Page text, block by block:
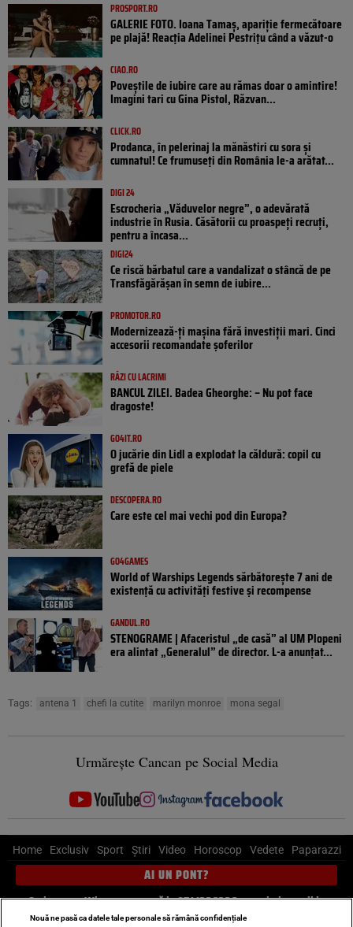
PROSPORT.RO
GALERIE FOTO. Ioana Tamaş, apariție fermecătoare
pe plajă! Reacția Adelinei Pestrițu când a văzut-o
CIAO.RO
Poveştile de iubire care au rămas doar o amintire!
Imagini tari cu Gina Pistol, Răzvan...
CLICK.RO
Prodanca, în pelerinaj la mănăstiri cu sora și
cumnatul! Ce frumuseți din România le-a arătat...
DIGI 24
Escrocheria „Văduvelor negre”, o adevărată
industrie în Rusia. Căsătorii cu proaspeți recruți,
pentru a încasa...
DIGI24
Ce riscă bărbatul care a vandalizat o stâncă de pe
Transfăgărășan în semn de iubire...
PROMOTOR.RO
Modernizează-ți mașina fără investiții mari. Cinci
accesorii recomandate șoferilor
RÂZI CU LACRIMI
BANCUL ZILEI. Badea Gheorghe: – Nu pot face
dragoste!
GO4IT.RO
O jucărie din Lidl a explodat la căldură: copil cu
grefă de piele
DESCOPERA.RO
Care este cel mai vechi pod din Europa?
GO4GAMES
World of Warships Legends sărbătorește 7 ani de
existență cu activități festive și recompense
GANDUL.RO
STENOGRAME | Afaceristul „de casă” al UM Plopeni
era alintat „Generalul” de director. L-a anunțat...
Tags: antena 1 chefi la cutite marilyn monroe mona segal
Urmărește Cancan pe Social Media
Home Exclusiv Sport Știri Video Horoscop Vedete Paparazzi
AI UN PONT?
Scrie-ne pe Whatsapp, sună la 0741226226 sau trimite mail la
pont@cancan.ro
Nouă ne pasă ca datele tale personale să rămână confidențiale